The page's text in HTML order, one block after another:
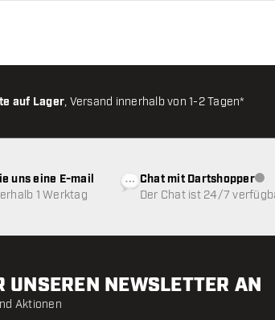
auf Lager, Versand innerhalb von 1-2 Tagen*
uns eine E-mail
1 Werktag
Chat mit Dartshopper
Der Chat ist 24/7
UNSEREN NEWSLETTER AN
Aktionen